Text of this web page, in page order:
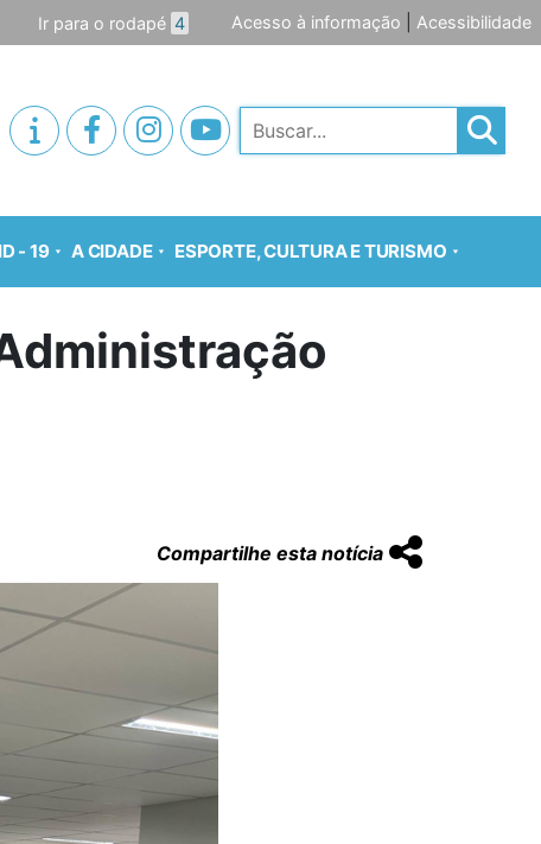
Ir para o rodapé 4 Acesso à informação Acessibilidade
Pesquisar
- 19 A CIDADE ESPORTE, CULTURA E TURISMO
Compartilhe esta notícia